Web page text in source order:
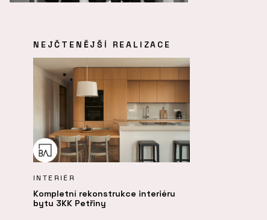
NEJČTENĚJŠÍ REALIZACE
INTERIÉR
Kompletní rekonstrukce interiéru
bytu 3KK Petřiny